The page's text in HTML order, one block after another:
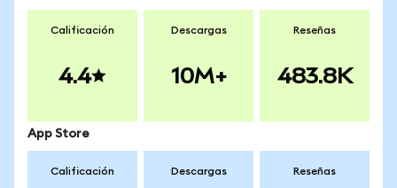
Calificación
4.4
Descargas
10M+
Reseñas
483.8K
App Store
Calificación Descargas Reseñas